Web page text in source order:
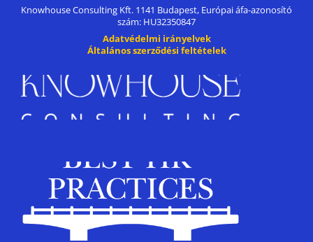
Knowhouse Consulting Kft. 1141 Budapest, Európai áfa-azonosító
szám: HU32350847
Adatvédelmi irányelvek
Általános szerződési feltételek